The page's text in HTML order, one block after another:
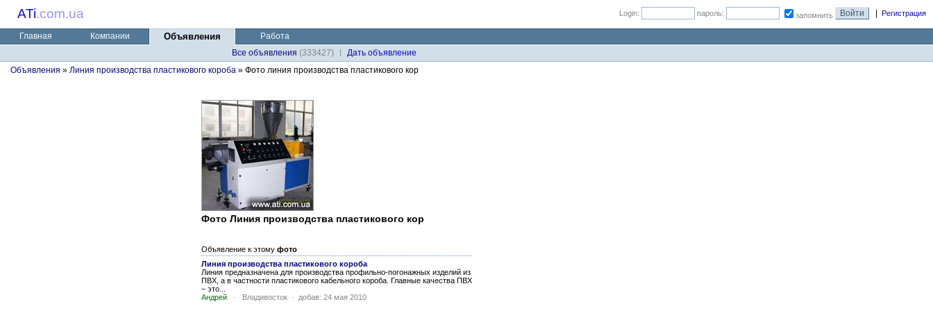
ATi.com.ua Login: пароль: запомнить Регистрация
Главная Компании Объявления
Работа
Все объявления (333427)
Дaть объявление
Объявления » Линия производства пластикового короба » Фото линия производства пластикового кор
Фото Линия производства пластикового кор
Объявление к этому фото
Линия производства пластикового короба
Линия предназначена для производства профильно-погонажных изделий из
ПВХ, а в частности пластикового кабельного короба. Главные качества ПВХ
– это...
Андрей - Владивосток - добав: 24 мая 2010